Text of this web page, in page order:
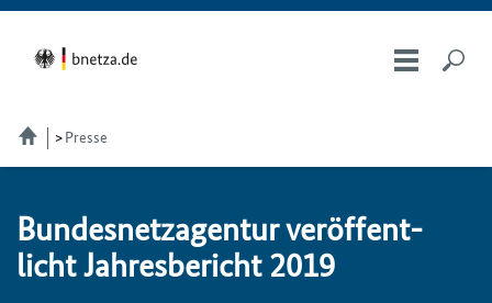
Presse
Bundesnetzagentur ver­öf­fent­
licht Jah­res­be­richt 2019